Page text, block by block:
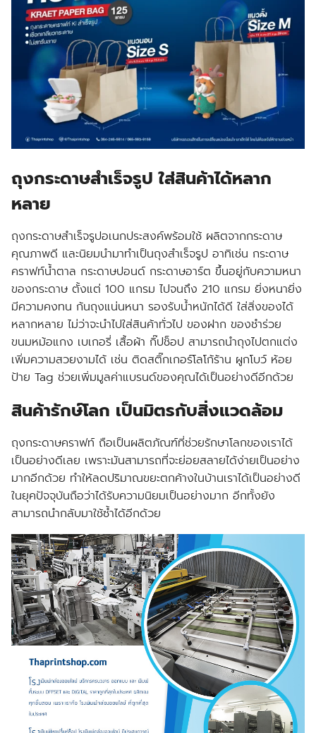
ถุงกระดาษสำเร็จรูป ใส่สินค้าได้หลาก
หลาย
ถุงกระดาษสำเร็จรูปอเนกประสงค์พร้อมใช้ ผลิตจากกระดาษ
คุณภาพดี และนิยมนำมาทำเป็นถุงสำเร็จรูป อาทิเช่น กระดาษ
คราฟท์น้ำตาล กระดาษปอนด์ กระดาษอาร์ต ขึ้นอยู่กับความหนา
ของกระดาษ ตั้งแต่ 100 แกรม ไปจนถึง 210 แกรม ยิ่งหนายิ่ง
มีความคงทน ก้นถุงแน่นหนา รองรับน้ำหนักได้ดี ใส่สิ่งของได้
หลากหลาย ไม่ว่าจะนำไปใส่สินค้าทั่วไป ของฝาก ของชำร่วย
ขนมหม้อแกง เบเกอรี่ เสื้อผ้า กิ๊ปช็อป สามารถนำถุงไปตกแต่ง
เพิ่มความสวยงามได้ เช่น ติดสติ๊กเกอร์โลโก้ร้าน ผูกโบว์ ห้อย
ป้าย Tag ช่วยเพิ่มมูลค่าแบรนด์ของคุณได้เป็นอย่างดีอีกด้วย
สินค้ารักษ์โลก เป็นมิตรกับสิ่งแวดล้อม
ถุงกระดาษคราฟท์ ถือเป็นผลิตภัณฑ์ที่ช่วยรักษาโลกของเราได้
เป็นอย่างดีเลย เพราะมันสามารถที่จะย่อยสลายได้ง่ายเป็นอย่าง
มากอีกด้วย ทำให้ลดปริมาณขยะตกค้างในบ้านเราได้เป็นอย่างดี
ในยุคปัจจุบันถือว่าได้รับความนิยมเป็นอย่างมาก อีกทั้งยัง
สามารถนำกลับมาใช้ซ้ำได้อีกด้วย